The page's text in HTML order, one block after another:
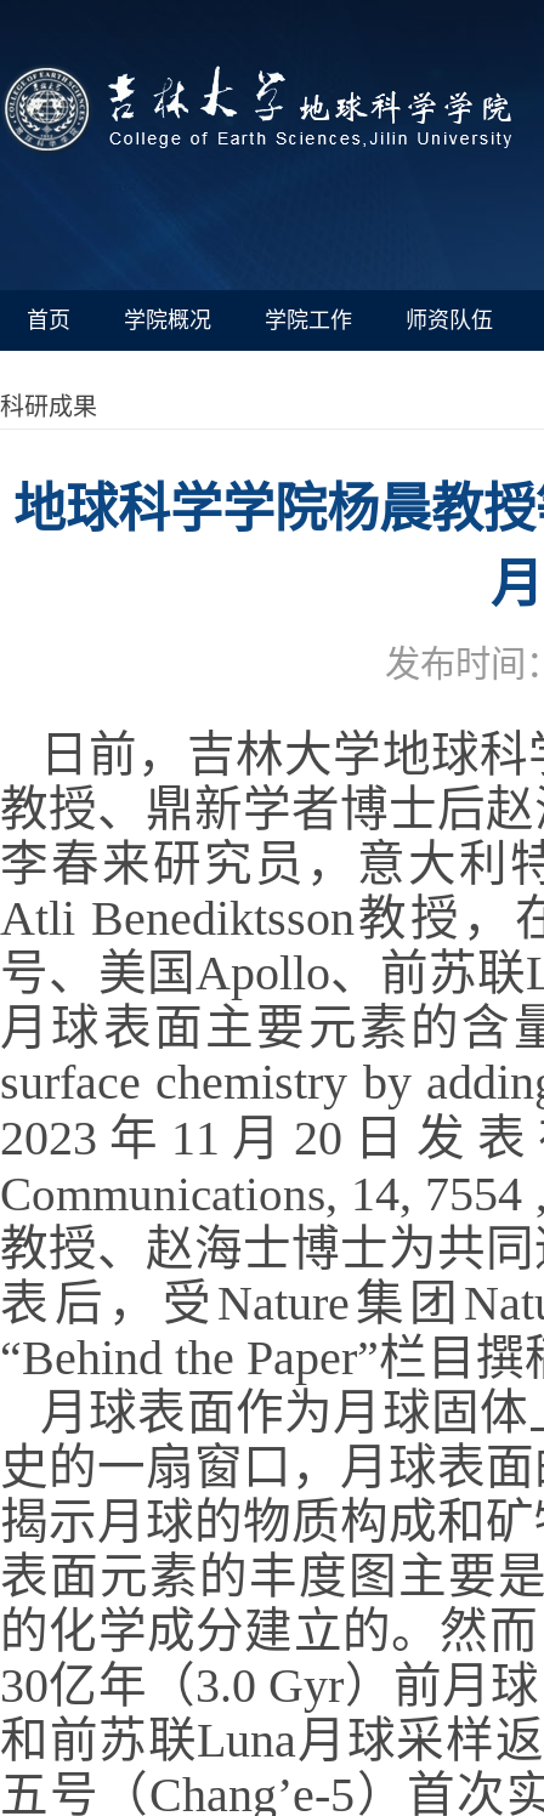
首页 学院概况 学院工作 师资队伍
科研成果
地球科学学院杨晨教
发布时间
日前，吉林大学地球
教授、 鼎新学者博士后
李春来研究员，意大利
Atli Benediktsson教授，
号、美国Apollo、前苏联
月球表面主要元素的含
surface chemistry by
2023 年 11 月 20 日发
Communications, 14, 7554
教授、赵海士博士为共
表后，受 Nature集团
“Behind the Paper”栏目撰
月球表面作为月球固
史的一扇窗口，月球表
揭示月球的物质构成和
表面元素的丰度图主要
的化学成分建立的。然
30亿年（3.0 Gyr）前月
和前苏联Luna月球采样
五号（Chang’e-5）首次